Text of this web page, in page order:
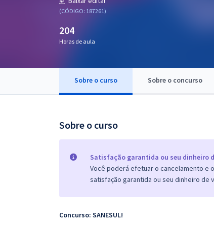
Conteúdo gratuito
(CÓDIGO: 187261)
204
Horas de aula
Sobre o curso Sobre o concurso
Sobre o curso
Satisfação garantida ou seu dinheiro
Você poderá efetuar o cancelamento e
satisfação garantida ou seu dinheiro de
Concurso: SANESUL!